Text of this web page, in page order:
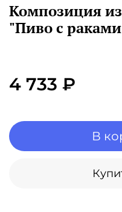
Композиция
"Пиво с
4 733 ₽
В